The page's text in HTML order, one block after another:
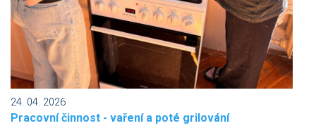
24. 04. 2026
Pracovní činnost - vaření a poté grilování